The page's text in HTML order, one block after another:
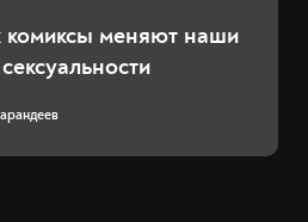
комиксы меняют наши